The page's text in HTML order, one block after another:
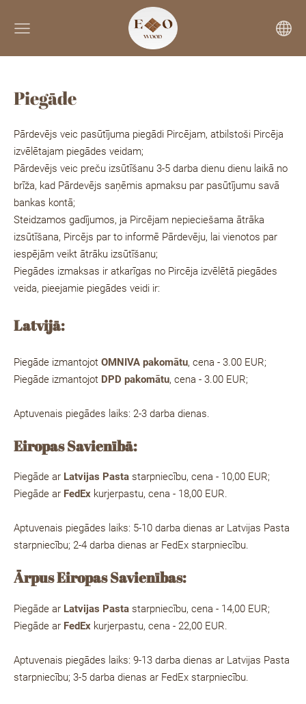
Piegāde
Pārdevējs veic pasūtījuma piegādi Pircējam, atbilstoši Pircēja
izvēlētajam piegādes veidam;
Pārdevējs veic preču izsūtīšanu 3-5 darba dienu dienu laikā no
brīža, kad Pārdevējs saņēmis apmaksu par pasūtījumu savā
bankas kontā;
Steidzamos gadījumos, ja Pircējam nepieciešama ātrāka
izsūtīšana, Pircējs par to informē Pārdevēju, lai vienotos par
iespējām veikt ātrāku izsūtīšanu;
Piegādes izmaksas ir atkarīgas no Pircēja izvēlētā piegādes
veida, pieejamie piegādes veidi ir:
Latvijā:
Piegāde izmantojot OMNIVA pakomātu, cena - 3.00 EUR;
Piegāde izmantojot DPD pakomātu, cena - 3.00 EUR;
Aptuvenais piegādes laiks: 2-3 darba dienas.
Eiropas Savienībā:
Piegāde ar Latvijas Pasta starpniecību, cena - 10,00 EUR;
Piegāde ar FedEx kurjerpastu, cena - 18,00 EUR.
Aptuvenais piegādes laiks: 5-10 darba dienas ar Latvijas Pasta
starpniecību; 2-4 darba dienas ar FedEx starpniecību.
Ārpus Eiropas Savienības:
Piegāde ar Latvijas Pasta starpniecību, cena - 14,00 EUR;
Piegāde ar FedEx kurjerpastu, cena - 22,00 EUR.
Aptuvenais piegādes laiks: 9-13 darba dienas ar Latvijas Pasta
starpniecību; 3-5 darba dienas ar FedEx starpniecību.